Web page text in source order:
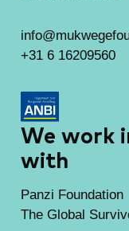
+31 6 16209560
We work
with
Panzi Foundation
The Global